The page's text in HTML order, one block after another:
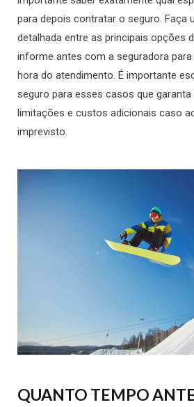
para depois contratar o seguro. Faça
detalhada entre as principais opções
informe antes com a seguradora
hora do atendimento. É importante
seguro para esses casos que
limitações e custos adicionais caso
imprevisto.
QUANTO TEMPO